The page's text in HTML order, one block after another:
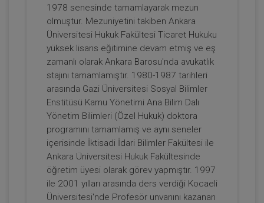
Prof. Dr. Etem Saba ÖZMEN
Kamulaştırma Kanunu 10/XIV ve 14/Son
Fıkra Hükümlerinin İptaline Bağlı
Sonuçlar Video Kaydı
ARMAĞANIMIZDIR
Sepete Ekle
1978 senesinde tamamlayarak mezun
olmuştur. Mezuniyetini takiben Ankara
Üniversitesi Hukuk Fakültesi Ticaret Hukuku
yüksek lisans eğitimine devam etmiş ve eş
zamanlı olarak Ankara Barosu'nda avukatlık
stajını tamamlamıştır. 1980-1987 tarihleri
arasında Gazi Üniversitesi Sosyal Bilimler
Enstitüsü Kamu Yönetimi Ana Bilim Dalı
Yönetim Bilimleri (Özel Hukuk) doktora
programını tamamlamış ve aynı seneler
içerisinde İktisadi İdari Bilimler Fakültesi ile
Ankara Üniversitesi Hukuk Fakültesinde
öğretim üyesi olarak görev yapmıştır. 1997
ile 2001 yılları arasında ders verdiği Kocaeli
Üniversitesi'nde Profesör unvanını kazanan